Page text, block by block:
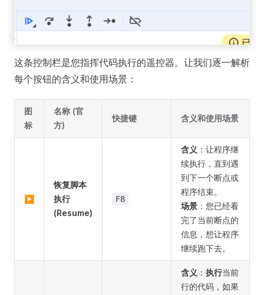
这条控制栏是您指挥代码执行的遥控器。让我们逐一解析
每个按钮的含义和使用场景：
图
标
名称 (官
方)
快捷键 含义和使用场景
▶
恢复脚本
执行
(Resume)
F8
含义 ：让程序继
续执行，直到遇
到下一个断点或
程序结束。
场景 ：您已经看
完了当前断点的
信息，想让程序
继续跑下去。
含义 ： 执行当前
行的代码，如果